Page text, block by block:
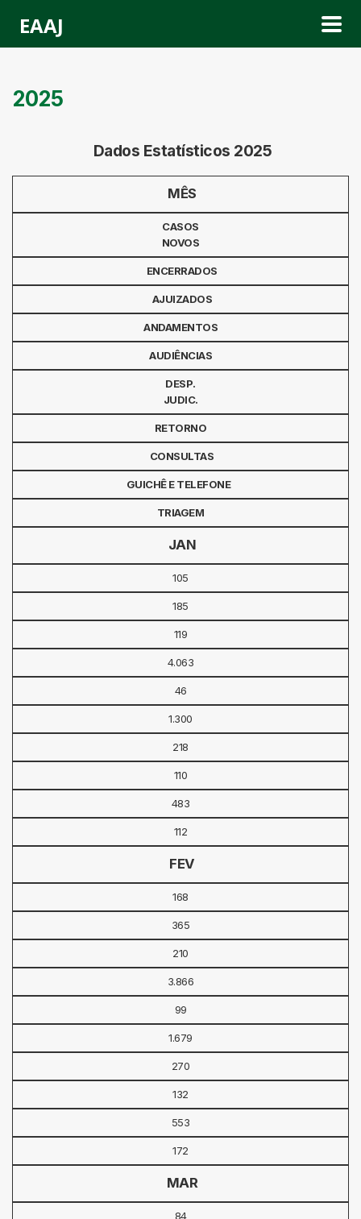
EAAJ
2025
Dados Estatísticos 2025
MÊS
CASOS
NOVOS
ENCERRADOS
AJUIZADOS
ANDAMENTOS
AUDIÊNCIAS
DESP.
JUDIC.
RETORNO
CONSULTAS
GUICHÊ E TELEFONE
TRIAGEM
JAN
105
185
119
4.063
46
1.300
218
110
483
112
FEV
168
365
210
3.866
99
1.679
270
132
553
172
MAR
84